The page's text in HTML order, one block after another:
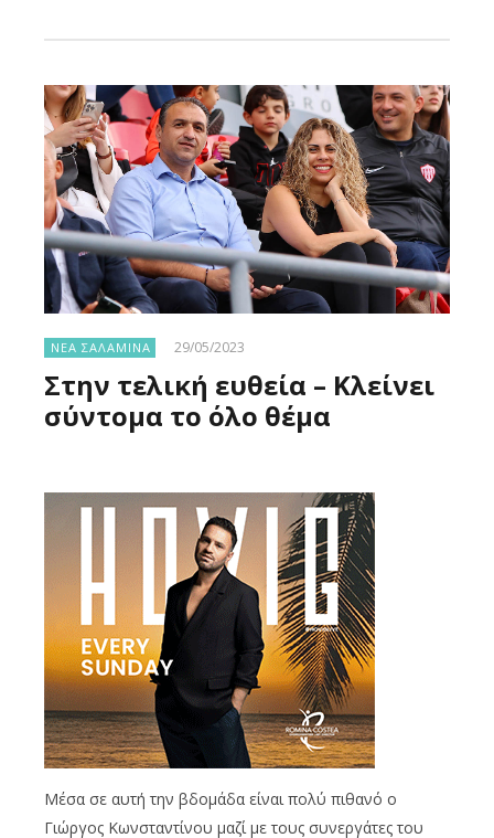
ΝΕΑ ΣΑΛΑΜΙΝΑ 29/05/2023
Στην τελική ευθεία – Κλείνει
σύντομα το όλο θέμα
Μέσα σε αυτή την βδομάδα είναι πολύ πιθανό ο
Γιώργος Κωνσταντίνου μαζί με τους συνεργάτες του